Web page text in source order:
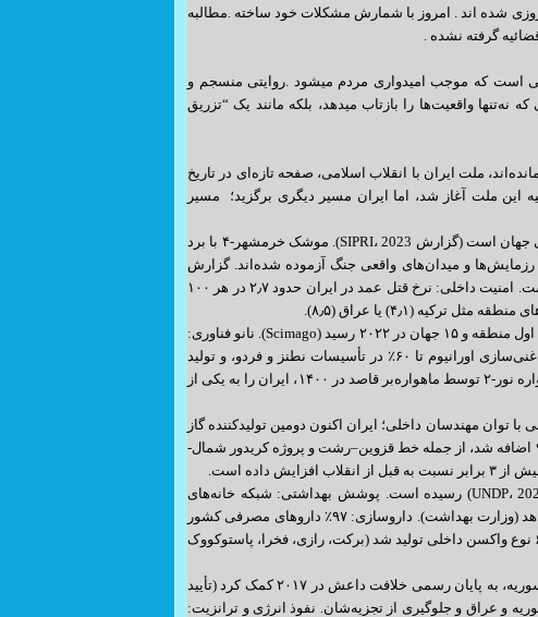
شده اند . امروز با شمارش مشکلات خود ساخته .مطالبه
گرفته نشده .
است که موجب امیدواری مردم میشود .روایتی منسجم و
واقعیت‌ها را بازتاب میدهد، بلکه مانند یک “تزریق
ملت ایران با انقلاب اسلامی، صفحه تازه‌ای در تاریخ
این ملت آغاز شد، اما ایران مسیر دیگری برگزید؛ مسیر
. ۱. اقتدار دفاعی و امنیتی رتبه جهانی موشکی: ایران اکنون جزو پنج قدرت برتر موشکی جهان است (گزارش SIPRI، 2023). موشک خرمشهر-۴ با برد
و دقت کمتر از 10 متر. پهپادهای پیشرفته: پهپاد شاهد 136 و مهاجر 6 در رزمایش‌ها و میدان‌های واقعی جنگ آزموده شده‌اند. گزارش
مؤسسه IISS، 2022، ایران را یکی از سه قدرت پهپادی ارتش‌های جهان معرفی کرده است. امنیت داخلی: نرخ قتل عمد در ایران حدود ۲٫۷ در هر ۱۰۰
۲. پیشرفت‌های علمی و فناورانه رتبه علمی: ایران از رتبه ۵۵ تولید علم در ۱۹۹۶، به رتبه اول منطقه و ۱۵ جهان در ۲۰۲۲ رسید (Scimago). نانو فناوری:
ایران چهارمین کشور جهان در تولید مقالات نانو (Statnano، 2023). هسته‌ای صلح‌آمیز: غنی‌سازی اورانیوم تا ۶۰٪ در تأسیسات نطنز و فردو، و تولید
ایزوتوپ‌های پایدار پزشکی در راکتور اراک، که پیش از این وارداتی بود. فضا: پرتاب ماهواره نور-۲ توسط ماهواره‌بر قاصد در ۱۴۰۰، ایران را به یکی از
صنعت نفت و گاز: تکمیل فازهای ۱۱، ۱۳، ۱۴ و ۲۴ پارس جنوبی با توان مهندسان داخلی؛ ایران اکنون دومین تولیدکننده گاز
جهان است (BP Statistical Review، 2023). راه‌آهن: ۵۰۰۰ کیلومتر مسیر جدید در دهه ۹۰ اضافه شد، از جمله خط قزوین–رشت و پروژه کریدور شمال-
۴. پیشرفت در عرصه سلامت امید به زندگی: از ۵۵ سال (قبل انقلاب) به ۷۷ سال (UNDP، 2022) رسیده است. پوشش بهداشتی: شبکه خانه‌های
بهداشت با بیش از ۱۸ هزار مرکز، تمام روستاهای بالای ۱۰۰ نفر جمعیت را پوشش می‌دهد (وزارت بهداشت). داروسازی: ۹۷٪ داروهای مصرفی کشور
در داخل تولید می‌شود؛ ایران صادرکننده دارو به بیش از ۳۰ کشور است. واکسن کرونا: ۶ نوع واکسن داخلی تولید شد (برکت، رازی، فخرا، پاستوکووک
۵. نقش‌آفرینی منطقه‌ای و جهانی شکست داعش: حضور مستشاری ایران در عراق و سوریه، به پایان رسمی خلافت داعش در ۲۰۱۷ کمک کرد (تأیید
و عراق و جلوگیری از تجزیه‌شان. نفوذ انرژی و ترانزیت: